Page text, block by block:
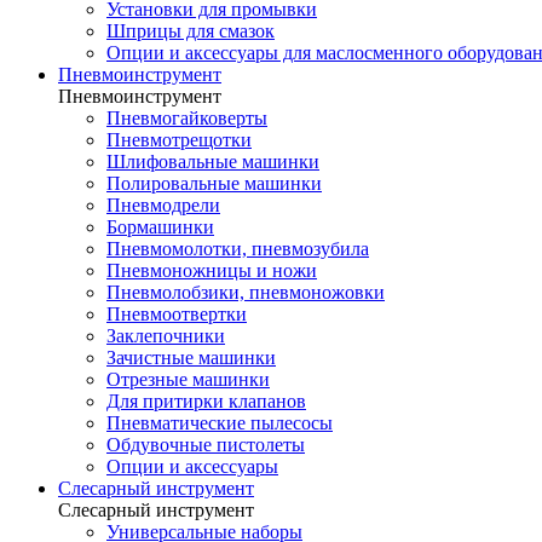
Установки для промывки
Шприцы для смазок
Опции и аксессуары для маслосменного
Пневмоинструмент
Пневмоинструмент
Пневмогайковерты
Пневмотрещотки
Шлифовальные машинки
Полировальные машинки
Пневмодрели
Бормашинки
Пневмомолотки, пневмозубила
Пневмоножницы и ножи
Пневмолобзики, пневмоножовки
Пневмоотвертки
Заклепочники
Зачистные машинки
Отрезные машинки
Для притирки клапанов
Пневматические пылесосы
Обдувочные пистолеты
Опции и аксессуары
Слесарный инструмент
Слесарный инструмент
Универсальные наборы